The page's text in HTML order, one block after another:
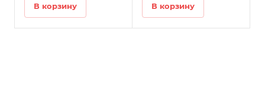
В корзину В корзину